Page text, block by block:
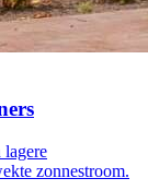
lagere
zonnestroom.